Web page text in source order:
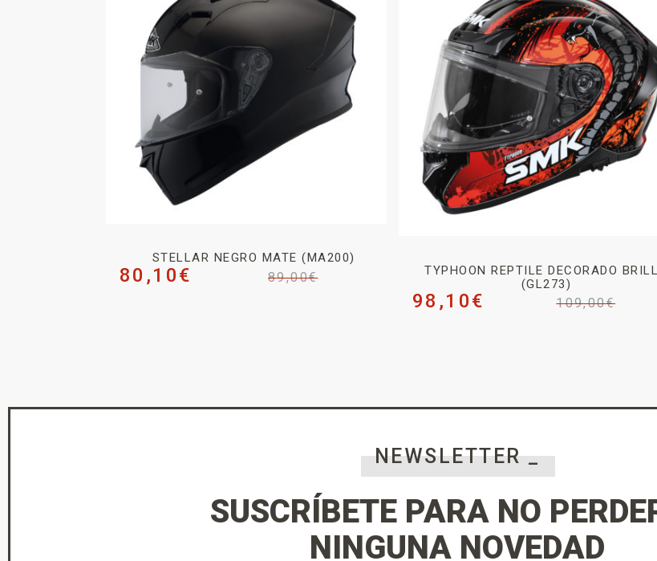
STELLAR NEGRO MATE (MA200)
89,00€
80,10€
TYPHOON REPTILE DECORADO
(GL273)
109,00€
98,10€
NEWSLETTER _
SUSCRÍBETE PARA NO
NINGUNA NOVEDAD